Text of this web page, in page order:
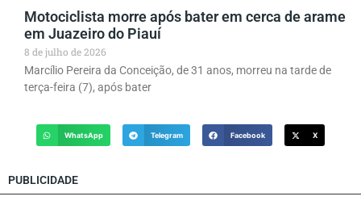
Motociclista morre após bater em cerca de arame
em Juazeiro do Piauí
8 de julho de 2026
Marcílio Pereira da Conceição, de 31 anos, morreu na tarde de
terça-feira (7), após bater
WhatsApp Telegram Facebook X
PUBLICIDADE